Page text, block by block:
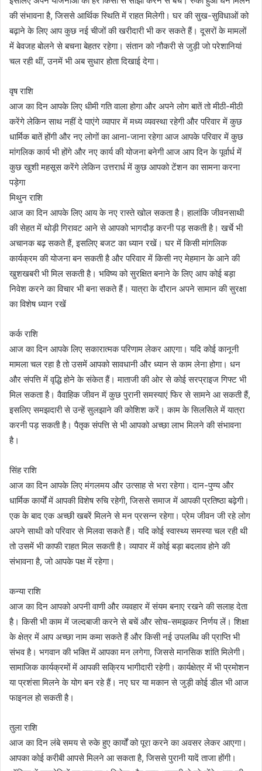
की संभावना है, जिससे आर्थिक स्थिति में राहत मिलेगी। घर की सुख-सुविधाओं को
बढ़ाने के लिए आप कुछ नई चीजों की खरीदारी भी कर सकते हैं। दूसरों के मामलों
में बेवजह बोलने से बचना बेहतर रहेगा। संतान को नौकरी से जुड़ी जो परेशानियां
चल रही थीं, उनमें भी अब सुधार होता दिखाई देगा।
वृष राशि
आज का दिन आपके लिए धीमी गति वाला होगा और अपने लोग बातें तो मीठी-मीठी
करेंगे लेकिन साथ नहीं दे पाएंगे व्यापार में मध्य व्यवस्था रहेगी और परिवार में कुछ
धार्मिक बातें होंगी और नए लोगों का आना-जाना रहेगा आज आपके परिवार में कुछ
मांगलिक कार्य भी होंगे और नए कार्य की योजना बनेगी आज आप दिन के पूर्वार्ध में
कुछ खुशी महसूस करेंगे लेकिन उत्तरार्ध में कुछ आपको टेंशन का सामना करना
पड़ेगा
मिथुन राशि
आज का दिन आपके लिए आय के नए रास्ते खोल सकता है। हालांकि जीवनसाथी
की सेहत में थोड़ी गिरावट आने से आपको भागदौड़ करनी पड़ सकती है। खर्चे भी
अचानक बढ़ सकते हैं, इसलिए बजट का ध्यान रखें। घर में किसी मांगलिक
कार्यक्रम की योजना बन सकती है और परिवार में किसी नए मेहमान के आने की
खुशखबरी भी मिल सकती है। भविष्य को सुरक्षित बनाने के लिए आप कोई बड़ा
निवेश करने का विचार भी बना सकते हैं। यात्रा के दौरान अपने सामान की सुरक्षा
का विशेष ध्यान रखें
कर्क राशि
आज का दिन आपके लिए सकारात्मक परिणाम लेकर आएगा। यदि कोई कानूनी
मामला चल रहा है तो उसमें आपको सावधानी और ध्यान से काम लेना होगा। धन
और संपत्ति में वृद्धि होने के संकेत हैं। माताजी की ओर से कोई सरप्राइज गिफ्ट भी
मिल सकता है। वैवाहिक जीवन में कुछ पुरानी समस्याएं फिर से सामने आ सकती हैं,
इसलिए समझदारी से उन्हें सुलझाने की कोशिश करें। काम के सिलसिले में यात्रा
करनी पड़ सकती है। पैतृक संपत्ति से भी आपको अच्छा लाभ मिलने की संभावना
है।
सिंह राशि
आज का दिन आपके लिए मंगलमय और उत्साह से भरा रहेगा। दान-पुण्य और
धार्मिक कार्यों में आपकी विशेष रुचि रहेगी, जिससे समाज में आपकी प्रतिष्ठा बढ़ेगी।
एक के बाद एक अच्छी खबरें मिलने से मन प्रसन्न रहेगा। प्रेम जीवन जी रहे लोग
अपने साथी को परिवार से मिलवा सकते हैं। यदि कोई स्वास्थ्य समस्या चल रही थी
तो उसमें भी काफी राहत मिल सकती है। व्यापार में कोई बड़ा बदलाव होने की
संभावना है, जो आपके पक्ष में रहेगा।
कन्या राशि
आज का दिन आपको अपनी वाणी और व्यवहार में संयम बनाए रखने की सलाह देता
है। किसी भी काम में जल्दबाजी करने से बचें और सोच-समझकर निर्णय लें। शिक्षा
के क्षेत्र में आप अच्छा नाम कमा सकते हैं और किसी नई उपलब्धि की प्राप्ति भी
संभव है। भगवान की भक्ति में आपका मन लगेगा, जिससे मानसिक शांति मिलेगी।
सामाजिक कार्यक्रमों में आपकी सक्रिय भागीदारी रहेगी। कार्यक्षेत्र में भी प्रमोशन
या प्रशंसा मिलने के योग बन रहे हैं। नए घर या मकान से जुड़ी कोई डील भी आज
फाइनल हो सकती है।
तुला राशि
आज का दिन लंबे समय से रुके हुए कार्यों को पूरा करने का अवसर लेकर आएगा।
आपका कोई करीबी आपसे मिलने आ सकता है, जिससे पुरानी यादें ताजा होंगी।